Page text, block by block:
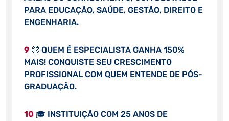
PARA EDUCAÇÃO, SAÚDE, GESTÃO, DIREITO E
ENGENHARIA.
9🤑 QUEM É ESPECIALISTA GANHA 150%
MAIS! CONQUISTE SEU CRESCIMENTO
PROFISSIONAL COM QUEM ENTENDE DE PÓS-
GRADUAÇÃO.
10 🎓 INSTITUIÇÃO COM 25 ANOS DE